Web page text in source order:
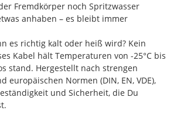
Fremdkörper noch Spritzwasser
anhaben – es bleibt immer
es richtig kalt oder heiß wird? Kein
Kabel hält Temperaturen von -25°C bis
stand. Hergestellt nach strengen
europäischen Normen (DIN, EN, VDE),
und Sicherheit, die Du